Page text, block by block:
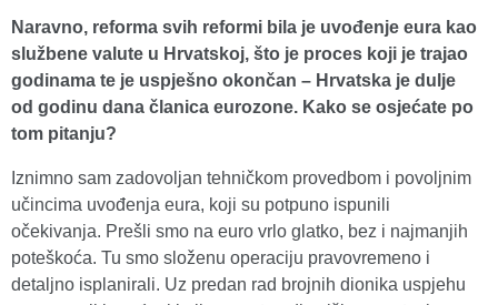
Naravno, reforma svih reformi bila je uvođenje eura kao
službene valute u Hrvatskoj, što je proces koji je trajao
godinama te je uspješno okončan – Hrvatska je dulje
od godinu dana članica eurozone. Kako se osjećate po
tom pitanju?
Iznimno sam zadovoljan tehničkom provedbom i povoljnim
učincima uvođenja eura, koji su potpuno ispunili
očekivanja. Prešli smo na euro vrlo glatko, bez i najmanjih
poteškoća. Tu smo složenu operaciju pravovremeno i
detaljno isplanirali. Uz predan rad brojnih dionika uspjehu